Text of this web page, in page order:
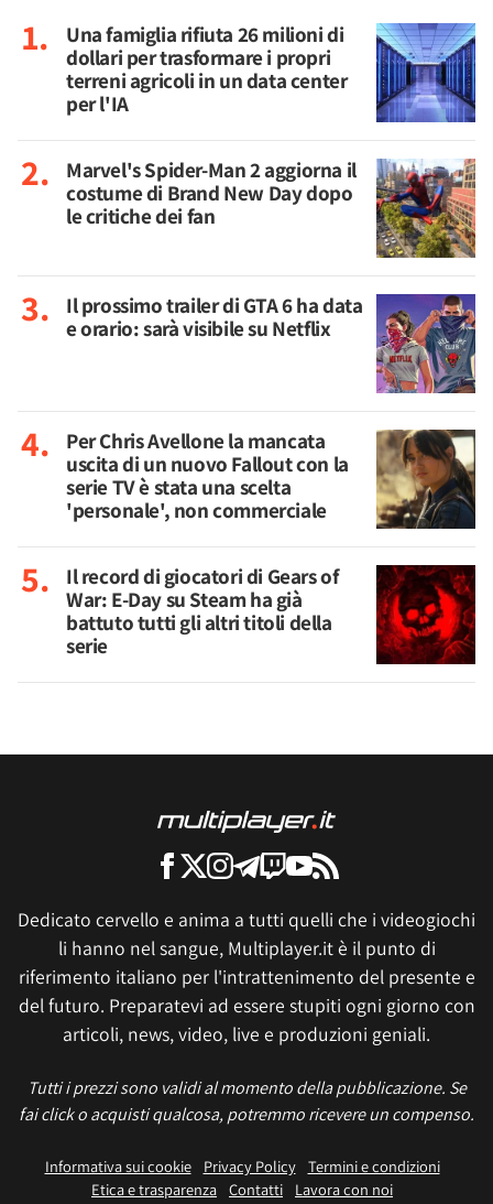
Una famiglia rifiuta 26 milioni di
dollari per trasformare i propri
terreni agricoli in un data center
per l'IA
Marvel's Spider-Man 2 aggiorna il
costume di Brand New Day dopo
le critiche dei fan
Il prossimo trailer di GTA 6 ha data
e orario: sarà visibile su Netflix
Per Chris Avellone la mancata
uscita di un nuovo Fallout con la
serie TV è stata una scelta
'personale', non commerciale
Il record di giocatori di Gears of
War: E-Day su Steam ha già
battuto tutti gli altri titoli della
serie
Dedicato cervello e anima a tutti quelli che i videogiochi
li hanno nel sangue, Multiplayer.it è il punto di
riferimento italiano per l'intrattenimento del presente e
del futuro. Preparatevi ad essere stupiti ogni giorno con
articoli, news, video, live e produzioni geniali.
Tutti i prezzi sono validi al momento della pubblicazione. Se
fai click o acquisti qualcosa, potremmo ricevere un compenso.
Informativa sui cookie Privacy Policy
Termini e condizioni
Etica e trasparenza Contatti Lavora con noi